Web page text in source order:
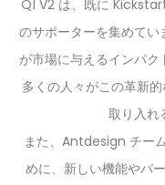
Q1 V2 は、既に
のサポーターを集めて
が市場に与えるインパ
多くの人々がこの革新
取り入れ
また、Antdesign チー
めに、新しい機能やバ